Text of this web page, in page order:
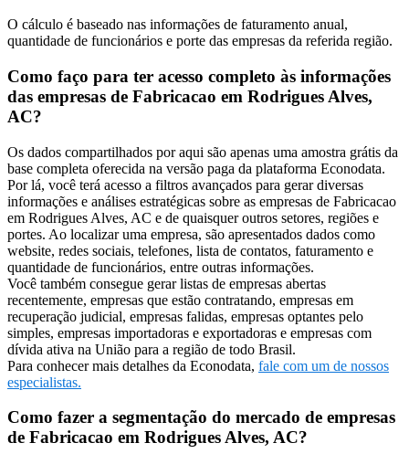
O cálculo é baseado nas informações de faturamento anual,
quantidade de funcionários e porte das empresas da referida região.
Como faço para ter acesso completo às informações
das empresas de Fabricacao em Rodrigues Alves,
AC?
Os dados compartilhados por aqui são apenas uma amostra grátis da
base completa oferecida na versão paga da plataforma Econodata.
Por lá, você terá acesso a filtros avançados para gerar diversas
informações e análises estratégicas sobre as empresas de Fabricacao
em Rodrigues Alves, AC e de quaisquer outros setores, regiões e
portes. Ao localizar uma empresa, são apresentados dados como
website, redes sociais, telefones, lista de contatos, faturamento e
quantidade de funcionários, entre outras informações.
Você também consegue gerar listas de empresas abertas
recentemente, empresas que estão contratando, empresas em
recuperação judicial, empresas falidas, empresas optantes pelo
simples, empresas importadoras e exportadoras e empresas com
dívida ativa na União para a região de todo Brasil.
Para conhecer mais detalhes da Econodata, fale com um de nossos
especialistas.
Como fazer a segmentação do mercado de empresas
de Fabricacao em Rodrigues Alves, AC?